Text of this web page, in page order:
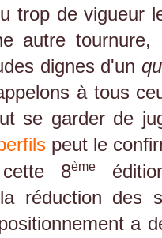
trop de vigueur
autre tournure,
dignes d'un
à tous
se garder de
peut le
8ème
réduction des
a